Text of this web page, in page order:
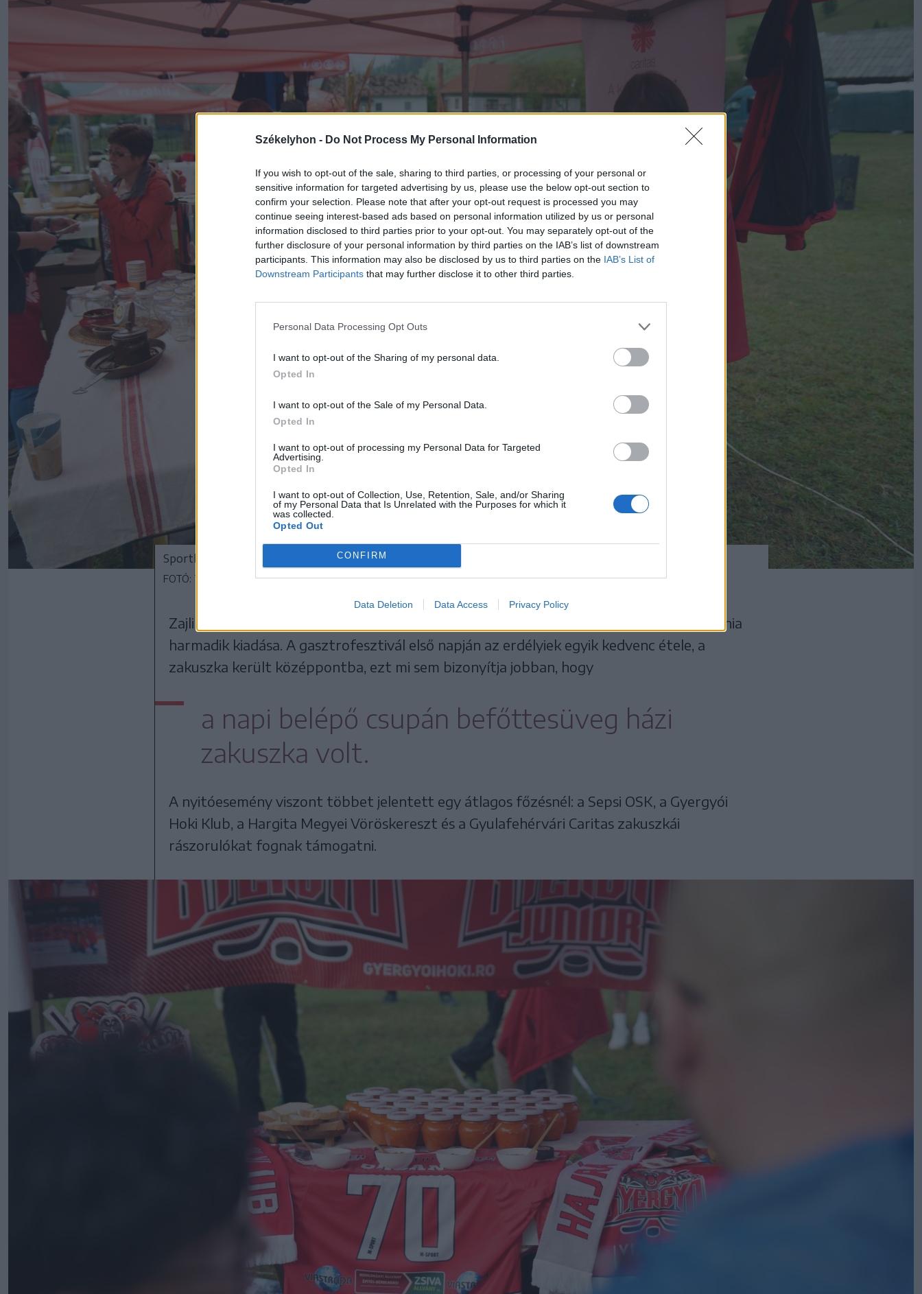
Székelyhon - Do Not Process My Personal Information
If you wish to opt-out of the sale, sharing to third parties, or processing of your personal or
sensitive information for targeted advertising by us, please use the below opt-out section to
confirm your selection. Please note that after your opt-out request is processed you may
continue seeing interest-based ads based on personal information utilized by us or personal
information disclosed to third parties prior to your opt-out. You may separately opt-out of the
further disclosure of your personal information by third parties on the IAB’s list of downstream
participants. This information may also be disclosed by us to third parties on the IAB’s List of
Downstream Participants that may further disclose it to other third parties.
Personal Data Processing Opt Outs
I want to opt-out of the Sharing of my personal data.
Opted In
I want to opt-out of the Sale of my Personal Data.
Opted In
I want to opt-out of processing my Personal Data for Targeted
Advertising.
Opted In
I want to opt-out of Collection, Use, Retention, Sale, and/or Sharing
of my Personal Data that Is Unrelated with the Purposes for which it
was collected.
Opted Out
CONFIRM
Data Deletion Data Access Privacy Policy
Sportklubok és civil szervezetek főztek jótékony célból
FOTÓ: TUCHILUȘ ALEX
Zajlik az élet Borospatakán, csütörtökön délután kezdetét vette a Taste of Transylvania
harmadik kiadása. A gasztrofesztivál első napján az erdélyiek egyik kedvenc étele, a
zakuszka került középpontba, ezt mi sem bizonyítja jobban, hogy
a napi belépő csupán befőttesüveg házi
zakuszka volt.
A nyitóesemény viszont többet jelentett egy átlagos főzésnél: a Sepsi OSK, a Gyergyói
Hoki Klub, a Hargita Megyei Vöröskereszt és a Gyulafehérvári Caritas zakuszkái
rászorulókat fognak támogatni.